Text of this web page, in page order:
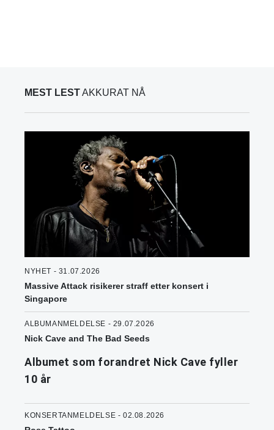
MEST LESTAKKURAT NÅ
NYHET - 31.07.2026
Massive Attack risikerer straff etter konsert i
Singapore
ALBUMANMELDELSE - 29.07.2026
Nick Cave and The Bad Seeds
Albumet som forandret Nick Cave fyller
10 år
KONSERTANMELDELSE - 02.08.2026